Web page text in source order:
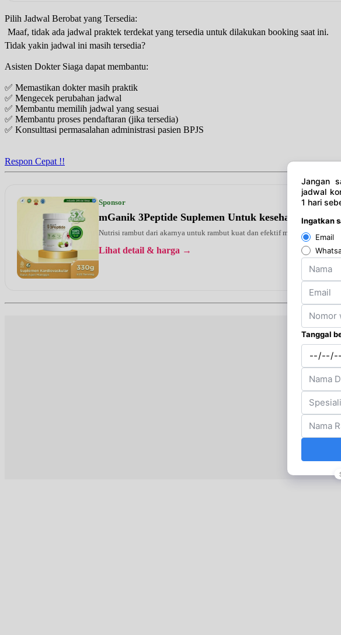
Pilih Jadwal Berobat yang Tersedia:
Maaf, tidak ada jadwal praktek terdekat yang tersedia untuk dilakukan booking saat ini.
Tidak yakin jadwal ini masih tersedia?
Asisten Dokter Siaga dapat membantu:
✅ Memastikan dokter masih praktik
✅ Mengecek perubahan jadwal
✅ Membantu memilih jadwal yang sesuai
✅ Membantu proses pendaftaran (jika tersedia)
✅ Konsulttasi permasalahan administrasi pasien BPJS
Respon Cepat !!
Sponsor
mGanik 3Peptide Suplemen Untuk kesehatan
Nutrisi rambut dari akarnya untuk rambut kuat dan efektif mengurangi
Lihat detail & harga →